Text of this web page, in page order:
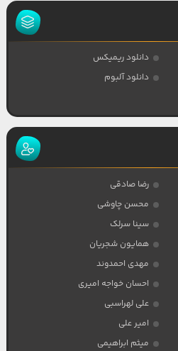
دانلود ریمیکس
دانلود آلبوم
رضا صادقی
محسن چاوشی
سینا سرلک
همایون شجریان
مهدی احمدوند
احسان خواجه امیری
علی لهراسبی
امیر علی
میثم ابراهیمی